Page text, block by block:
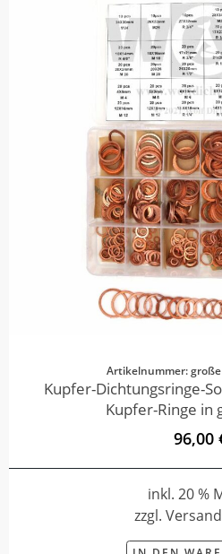
Artikelnummer: große
Kupfer-Dichtungsringe-
Kupfer-Ringe in
96,00
inkl. 20 %
zzgl.